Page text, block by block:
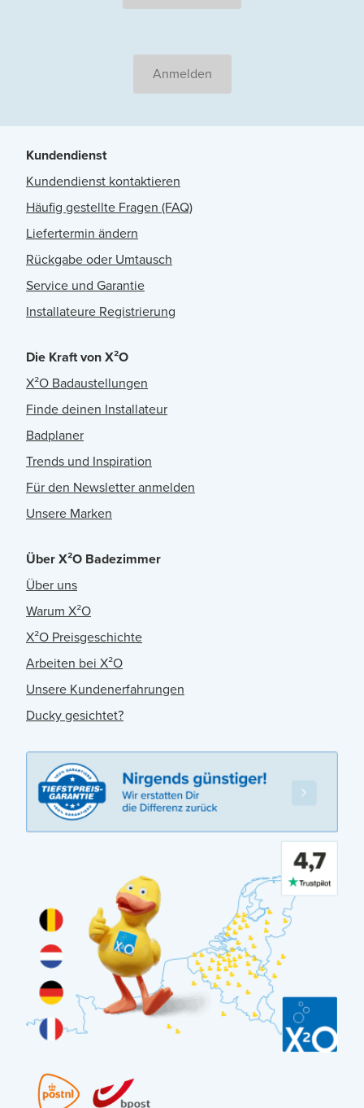
Anmelden
Kundendienst
Kundendienst kontaktieren
Häufig gestellte Fragen (FAQ)
Liefertermin ändern
Rückgabe oder Umtausch
Service und Garantie
Installateure Registrierung
Die Kraft von X²O
X²O Badaustellungen
Finde deinen Installateur
Badplaner
Trends und Inspiration
Für den Newsletter anmelden
Unsere Marken
Über X²O Badezimmer
Über uns
Warum X²O
X²O Preisgeschichte
Arbeiten bei X²O
Unsere Kundenerfahrungen
Ducky gesichtet?